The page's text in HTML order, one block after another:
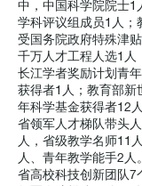
中，中国科学院院士1
学科评议组成员1人；
受国务院政府特殊津
千万人才工程人选1人
长江学者奖励计划青
获得者1人；教育部新
年科学基金获得者12
省领军人才梯队带头
人，省级教学名师11
人、青年教学能手2人
省高校科技创新团队7